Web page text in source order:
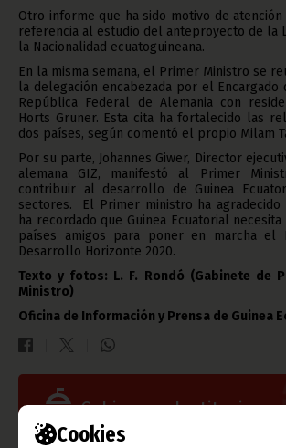
Cookies
Otro informe que ha sido motivo de
referencia al estudio del anteproyecto de la
la Nacionalidad ecuatoguineana.
En la misma semana, el Primer Ministro se
la delegación encabezada por el Encargado
República Federal de Alemania con
Horts Gruner. Esta cita ha fortalecido las
dos países, según comentó el propio Milam
Por su parte, Johannes Giwer, Director
alemana GIZ, manifestó al Primer
contribuir al desarrollo de Guinea
sectores. El Primer ministro ha
ha recordado que Guinea Ecuatorial
países amigos para poner en marcha el
Desarrollo Horizonte 2020.
Texto y fotos: L. F. Rondó (Gabinete de
Ministro)
Oficina de Información y Prensa de Guinea
Gobierno e Instituciones